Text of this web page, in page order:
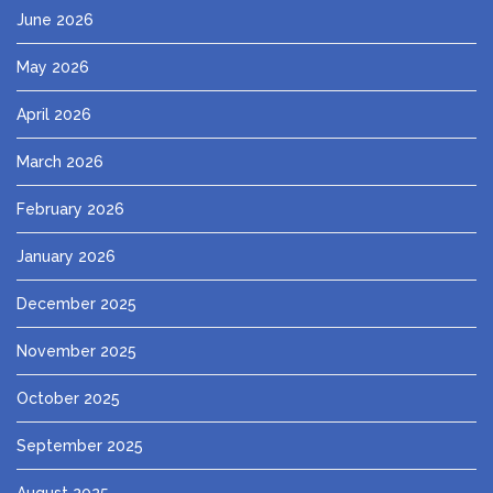
June 2026
May 2026
April 2026
March 2026
February 2026
January 2026
December 2025
November 2025
October 2025
September 2025